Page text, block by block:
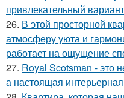
привлекательный
26. В этой просторной
атмосферу уюта и
работает на ощущение
27. Royal Scotsman - это
а настоящая